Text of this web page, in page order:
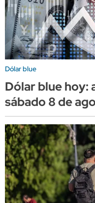
Dólar blue
Dólar blue hoy:
sábado 8 de